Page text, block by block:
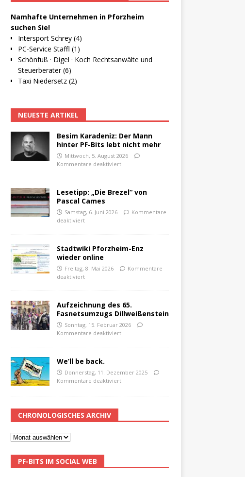
Namhafte Unternehmen in Pforzheim
suchen Sie!
Intersport Schrey (4)
PC-Service Staffl (1)
Schönfuß · Digel · Koch Rechtsanwälte und
Steuerberater (6)
Taxi Niedersetz (2)
NEUESTE ARTIKEL
Besim Karadeniz: Der Mann
hinter PF-Bits lebt nicht mehr
Mittwoch, 5. August 2026
Kommentare deaktiviert
Lesetipp: „Die Brezel“ von
Pascal Cames
Samstag, 6. Juni 2026
Kommentare
deaktiviert
Stadtwiki Pforzheim-Enz
wieder online
Freitag, 8. Mai 2026
Kommentare
deaktiviert
Aufzeichnung des 65.
Fasnetsumzugs Dillweißenstein
Sonntag, 15. Februar 2026
Kommentare deaktiviert
We’ll be back.
Donnerstag, 11. Dezember 2025
Kommentare deaktiviert
CHRONOLOGISCHES ARCHIV
PF-BITS IM SOCIAL WEB